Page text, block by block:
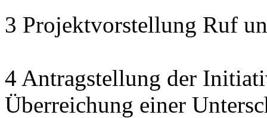
3 Projektvorstellung Ruf
4 Antragstellung der
Überreichung einer